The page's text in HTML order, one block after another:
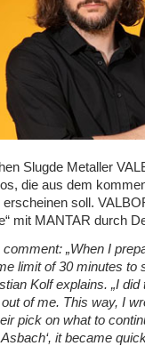
Slugde Metaller
die aus dem
erscheinen soll.
mit MANTAR durch
„When I
limit of 30 minutes to
Kolf explains. „I
of me. This way, I
pick on what to
it became